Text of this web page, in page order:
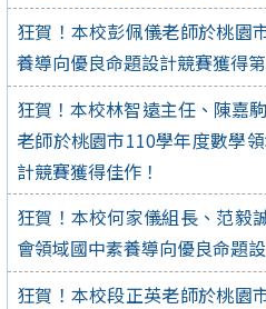
狂賀！本校彭佩儀老師於桃園
養導向優良命題設計競賽獲得第
狂賀！本校林智遠主任、陳嘉
老師於桃園市110學年度數學
計競賽獲得佳作！
狂賀！本校何家儀組長、范毅
會領域國中素養導向優良命題
狂賀！本校段正英老師於桃園